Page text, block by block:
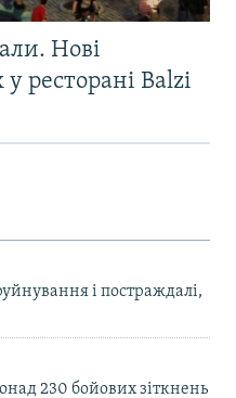
Нові
ресторані Balzi
і постраждалі,
230 бойових зіткнень